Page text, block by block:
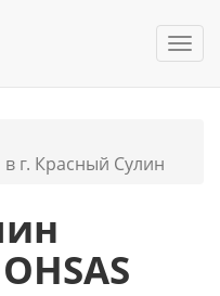
в г. Красный Сулин